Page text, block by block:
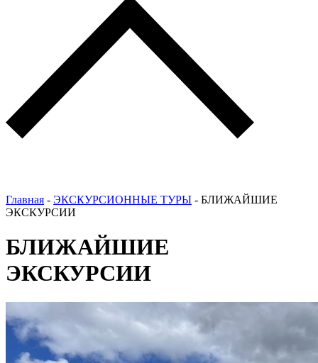
Главная - ЭКСКУРСИОННЫЕ ТУРЫ - БЛИЖАЙШИЕ
ЭКСКУРСИИ
БЛИЖАЙШИЕ
ЭКСКУРСИИ